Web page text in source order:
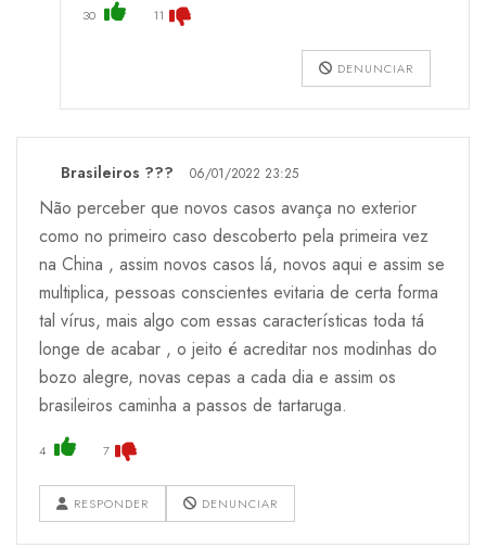
30 11
DENUNCIAR
Brasileiros ??? 06/01/2022 23:25
Não perceber que novos casos avança no exterior
como no primeiro caso descoberto pela primeira vez
na China , assim novos casos lá, novos aqui e assim se
multiplica, pessoas conscientes evitaria de certa forma
tal vírus, mais algo com essas características toda tá
longe de acabar , o jeito é acreditar nos modinhas do
bozo alegre, novas cepas a cada dia e assim os
brasileiros caminha a passos de tartaruga.
4 7
RESPONDER DENUNCIAR